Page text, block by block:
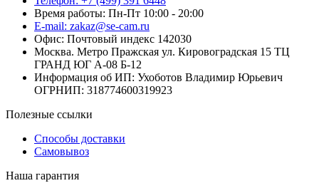
Время работы: Пн-Пт 10:00 - 20:00
E-mail: zakaz@se-cam.ru
Офис: Почтовый индекс 142030
Москва. Метро Пражская ул. Кировоградская 15 ТЦ
ГРАНД ЮГ А-08 Б-12
Информация об ИП: Ухоботов Владимир Юрьевич
ОГРНИП: 318774600319923
Полезные ссылки
Способы доставки
Самовывоз
Наша гарантия